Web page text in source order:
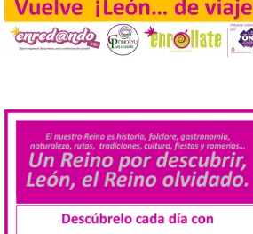
7 Ago 2026
Durante los días 1 y 2 de
agosto, tanto el público
en el polideportivo municipal, con pases
de mañana dedicados preferentemente al
público infantil y, el resto del […]
Más de 200.000 jóvenes
nacidos en 2008 ya han